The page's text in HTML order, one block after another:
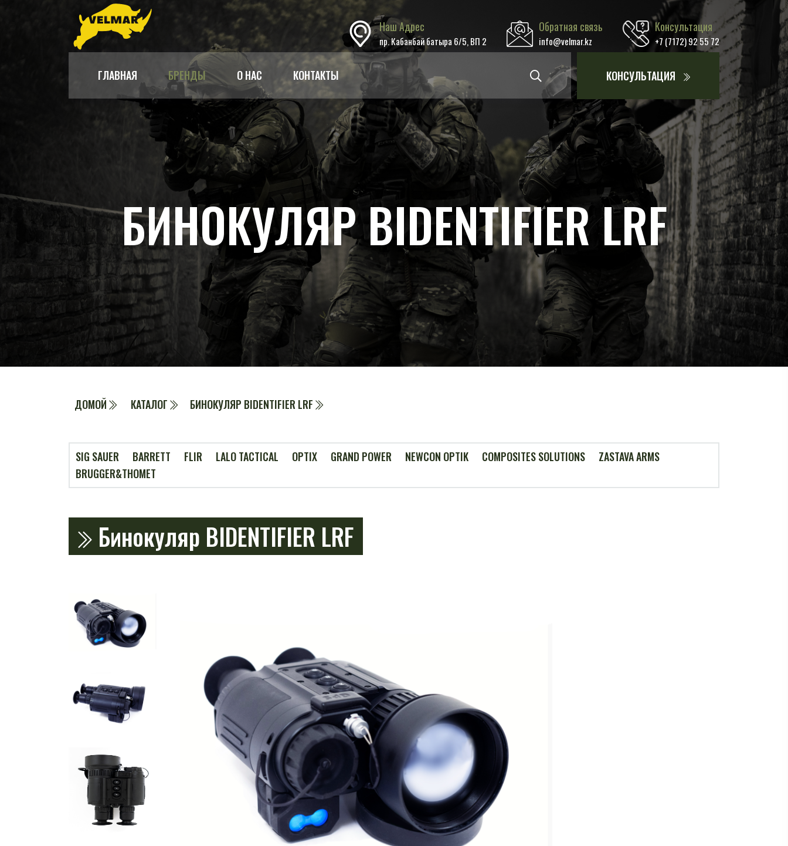
Наш Адрес
пр. Кабанбай батыра 6/5, ВП 2
Обратная связь
info@velmar.kz
Консультация
+7 (7172) 92 55 72
КОНСУЛЬТАЦИЯ
ГЛАВНАЯ БРЕНДЫ О НАС КОНТАКТЫ
БИНОКУЛЯР BIDENTIFIER LRF
ДОМОЙ КАТАЛОГ БИНОКУЛЯР BIDENTIFIER LRF
SIG SAUER BARRETT FLIR LALO TACTICAL OPTIX GRAND POWER NEWCON OPTIK COMPOSITES SOLUTIONS
ZASTAVA ARMS
BRUGGER&THOMET
Бинокуляр BIDENTIFIER LRF